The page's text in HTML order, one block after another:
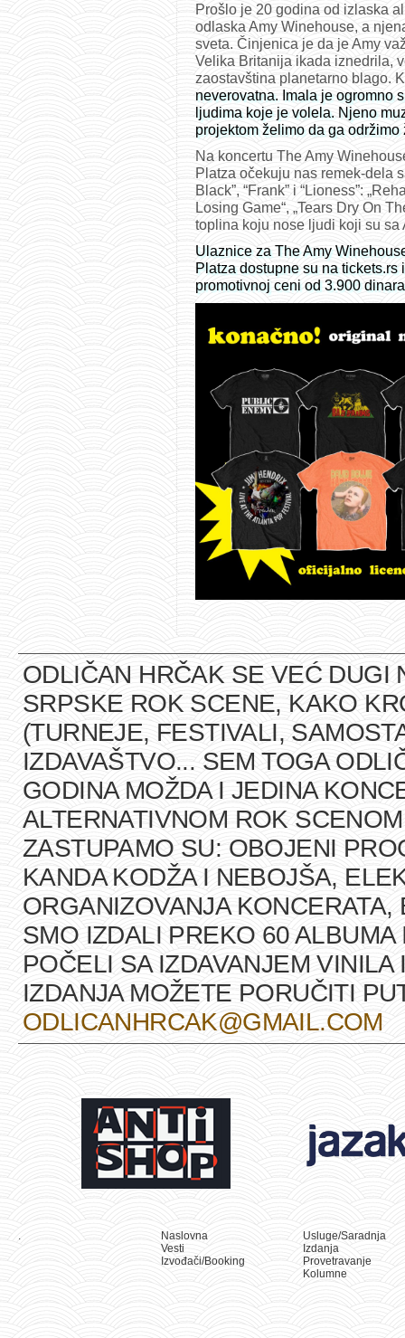
Prošlo je 20 godina od izlaska
odlaska Amy Winehouse, a
sveta. Činjenica je da je Amy
Velika Britanija ikada iznedrila,
zaostavština planetarno blago.
neverovatna. Imala je ogromno
ljudima koje je volela. Njeno
projektom želimo da ga održimo
Na koncertu The Amy
Platza očekuju nas remek-dela
Black”, “Frank” i “Lioness”:
Losing Game“, „Tears Dry On
toplina koju nose ljudi koji su
Ulaznice za The Amy
Platza dostupne su na
promotivnoj ceni od 3.900
ODLIČAN HRČAK SE VEĆ DUGI
SRPSKE ROK SCENE, KAKO
(TURNEJE, FESTIVALI,
IZDAVAŠTVO... SEM TOGA
GODINA MOŽDA I JEDINA
ALTERNATIVNOM ROK
ZASTUPAMO SU: OBOJENI
KANDA KODŽA I NEBOJŠA,
ORGANIZOVANJA
SMO IZDALI PREKO 60
POČELI SA IZDAVANJEM
IZDANJA MOŽETE PORUČITI
ODLICANHRCAK@GMAIL.COM
Naslovna
Vesti
Izvođači/Booking
Usluge/Saradnja
Izdanja
Provetravanje
Kolumne